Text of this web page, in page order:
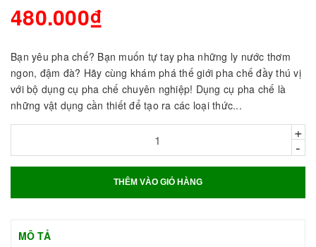
480.000₫
Bạn yêu pha chế? Bạn muốn tự tay pha những ly nước thơm
ngon, đậm đà? Hãy cùng khám phá thế giới pha chế đầy thú vị
với bộ dụng cụ pha chế chuyên nghiệp! Dụng cụ pha chế là
những vật dụng cần thiết để tạo ra các loại thức...
+
-
THÊM VÀO GIỎ HÀNG
MÔ TẢ